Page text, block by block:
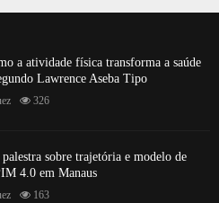
a atividade física transforma a saúde
Lawrence Aseba Tipo
326
sobre trajetória e modelo de
4.0 em Manaus
163